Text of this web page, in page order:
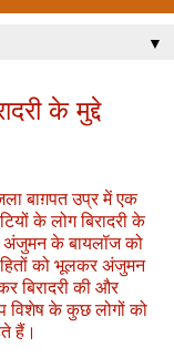
▼
के मुद्दे
बाग़पत उप्र में एक
के लोग बिरादरी के
अंजुमन के बायलॉज को
हितों को भूलकर अंजुमन
बिरादरी की और
विशेष के कुछ लोगों को
हैं।